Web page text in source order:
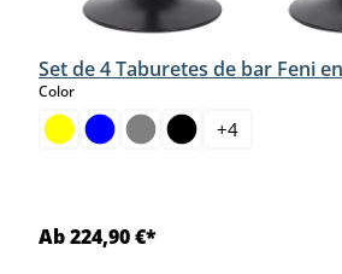
Set de 4 Taburetes de bar Feni
Colorselect
+4
Ab 224,90 €*